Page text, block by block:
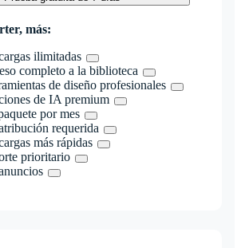
más:
ilimitadas
completo a la biblioteca
de diseño profesionales
de IA premium
por mes
requerida
más rápidas
prioritario